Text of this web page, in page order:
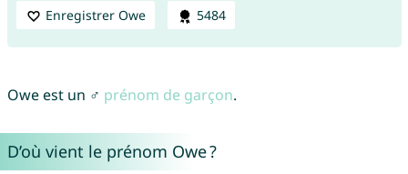
Enregistrer Owe 5484
Owe est un ♂ prénom de garçon.
D’où vient le prénom Owe ?